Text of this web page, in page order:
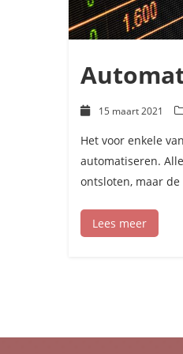
15 maart 2021
Het voor enkele
automatiseren.
ontsloten, maar de
Lees meer